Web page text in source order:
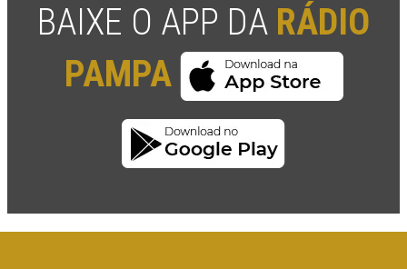
BAIXE O APP DA RÁDIO
PAMPA